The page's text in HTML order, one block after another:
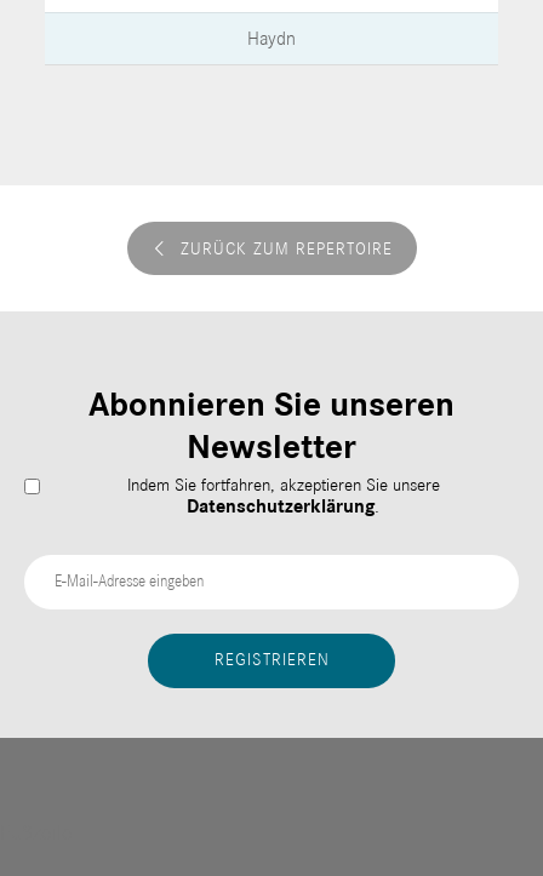
Haydn
ZURÜCK ZUM REPERTOIRE
Abonnieren Sie unseren
Newsletter
Indem Sie fortfahren, akzeptieren Sie unsere
Datenschutzerklärung.